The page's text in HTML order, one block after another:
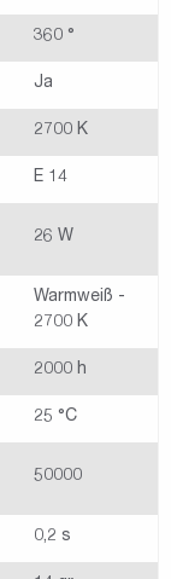
360 °
Ja
2700 K
E 14
26 W
Warmweiß -
2700 K
2000 h
25 °C
50000
0,2 s